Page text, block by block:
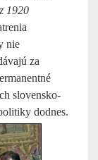
1920
nie
za
slovensko-
dodnes.